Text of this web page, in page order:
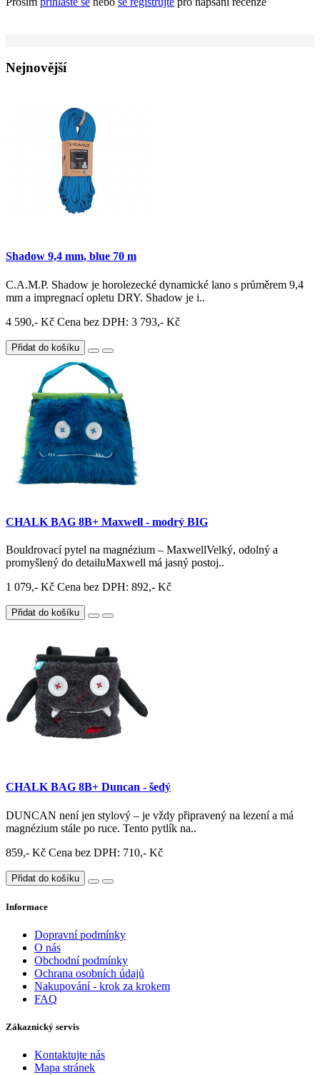
Nejnovější
Shadow 9,4 mm, blue 70 m
C.A.M.P. Shadow je horolezecké dynamické lano s průměrem 9,4
mm a impregnací opletu DRY. Shadow je i..
4 590,- Kč Cena bez DPH: 3 793,- Kč
Přidat do košíku
CHALK BAG 8B+ Maxwell - modrý BIG
Bouldrovací pytel na magnézium – MaxwellVelký, odolný a
promyšlený do detailuMaxwell má jasný postoj..
1 079,- Kč Cena bez DPH: 892,- Kč
Přidat do košíku
CHALK BAG 8B+ Duncan - šedý
DUNCAN není jen stylový – je vždy připravený na lezení a má
magnézium stále po ruce. Tento pytlík na..
859,- Kč Cena bez DPH: 710,- Kč
Přidat do košíku
Informace
Dopravní podmínky
O nás
Obchodní podmínky
Ochrana osobních údajů
Nakupování - krok za krokem
FAQ
Zákaznický servis
Kontaktujte nás
Mapa stránek